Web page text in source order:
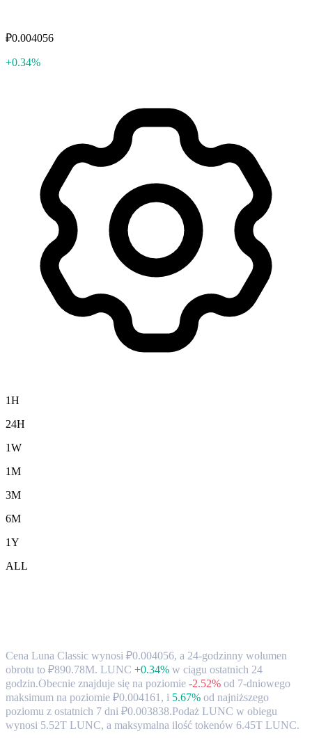
₽0.004056
+0.34%
1H
24H
1W
1M
3M
6M
1Y
ALL
Cena Luna Classic wynosi ₽0.004056, a 24-godzinny wolumen
obrotu to ₽890.78M. LUNC +0.34% w ciągu ostatnich 24
godzin.Obecnie znajduje się na poziomie -2.52% od 7-dniowego
maksimum na poziomie ₽0.004161, i 5.67% od najniższego
poziomu z ostatnich 7 dni ₽0.003838.Podaż LUNC w obiegu
wynosi 5.52T LUNC, a maksymalna ilość tokenów 6.45T LUNC.